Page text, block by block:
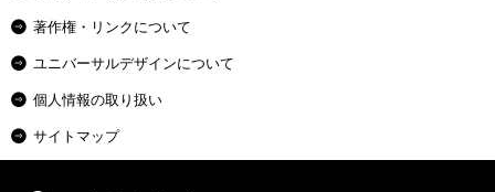
著作権・リンクについて
ユニバーサルデザインについて
個人情報の取り扱い
サイトマップ